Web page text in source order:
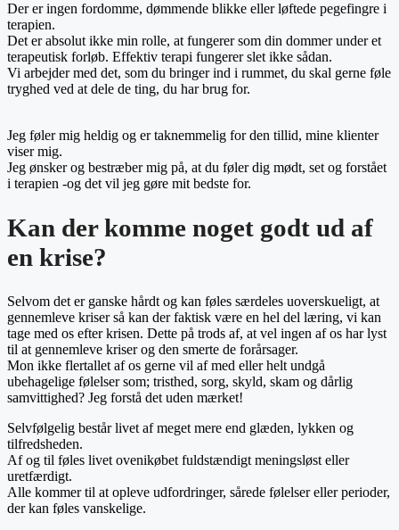
Der er ingen fordomme, dømmende blikke eller løftede pegefingre i
terapien.
Det er absolut ikke min rolle, at fungerer som din dommer under et
terapeutisk forløb. Effektiv terapi fungerer slet ikke sådan.
Vi arbejder med det, som du bringer ind i rummet, du skal gerne føle
tryghed ved at dele de ting, du har brug for.
Jeg føler mig heldig og er taknemmelig for den tillid, mine klienter
viser mig.
Jeg ønsker og bestræber mig på, at du føler dig mødt, set og forstået
i terapien -og det vil jeg gøre mit bedste for.
Kan der komme noget godt ud af
en krise?
Selvom det er ganske hårdt og kan føles særdeles uoverskueligt, at
gennemleve kriser så kan der faktisk være en hel del læring, vi kan
tage med os efter krisen. Dette på trods af, at vel ingen af os har lyst
til at gennemleve kriser og den smerte de forårsager.
Mon ikke flertallet af os gerne vil af med eller helt undgå
ubehagelige følelser som; tristhed, sorg, skyld, skam og dårlig
samvittighed? Jeg forstå det uden mærket!
Selvfølgelig består livet af meget mere end glæden, lykken og
tilfredsheden.
Af og til føles livet ovenikøbet fuldstændigt meningsløst eller
uretfærdigt.
Alle kommer til at opleve udfordringer, sårede følelser eller perioder,
der kan føles vanskelige.